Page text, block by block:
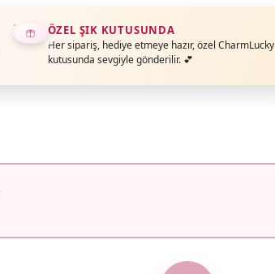
ÖZEL ŞIK KUTUSUNDA
Her sipariş, hediye etmeye hazır, özel CharmLucky
kutusunda sevgiyle gönderilir. 💕